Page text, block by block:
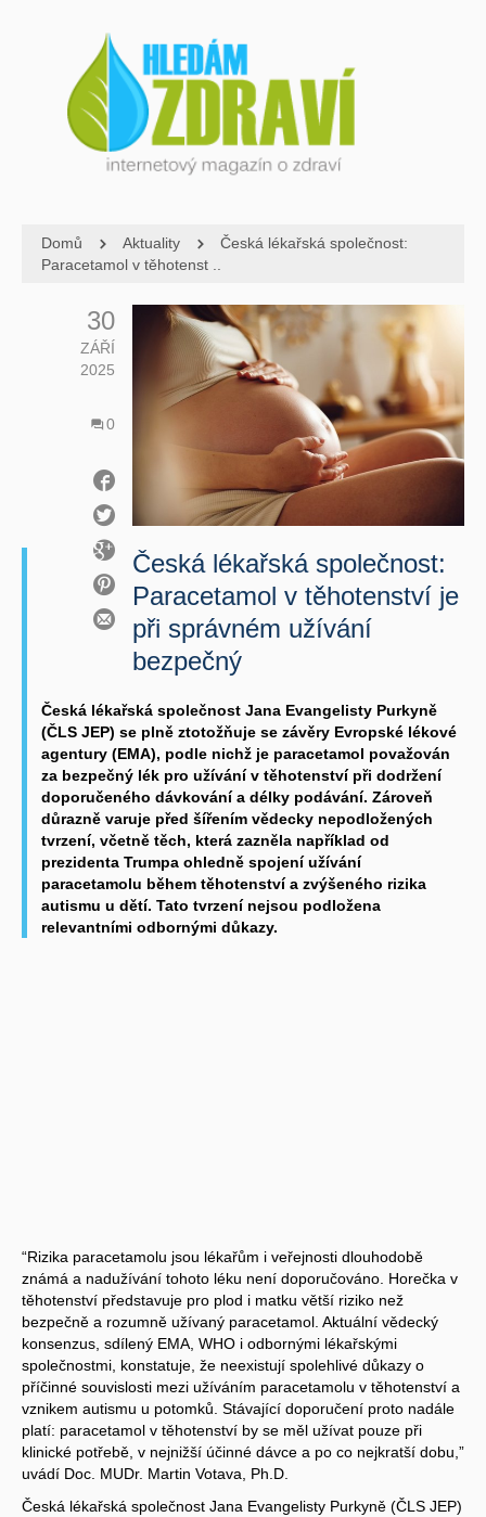
Domů Aktuality
Česká lékařská společnost:
Paracetamol v těhotenst ..
30
ZÁŘÍ
2025
0
Česká lékařská společnost:
Paracetamol v těhotenství je
při správném užívání
bezpečný
Česká lékařská společnost Jana Evangelisty Purkyně
(ČLS JEP) se plně ztotožňuje se závěry Evropské lékové
agentury (EMA), podle nichž je paracetamol považován
za bezpečný lék pro užívání v těhotenství při dodržení
doporučeného dávkování a délky podávání. Zároveň
důrazně varuje před šířením vědecky nepodložených
tvrzení, včetně těch, která zazněla například od
prezidenta Trumpa ohledně spojení užívání
paracetamolu během těhotenství a zvýšeného rizika
autismu u dětí. Tato tvrzení nejsou podložena
relevantními odbornými důkazy.
“Rizika paracetamolu jsou lékařům i veřejnosti dlouhodobě
známá a nadužívání tohoto léku není doporučováno. Horečka v
těhotenství představuje pro plod i matku větší riziko než
bezpečně a rozumně užívaný paracetamol. Aktuální vědecký
konsenzus, sdílený EMA, WHO i odbornými lékařskými
společnostmi, konstatuje, že neexistují spolehlivé důkazy o
příčinné souvislosti mezi užíváním paracetamolu v těhotenství a
vznikem autismu u potomků. Stávající doporučení proto nadále
platí: paracetamol v těhotenství by se měl užívat pouze při
klinické potřebě, v nejnižší účinné dávce a po co nejkratší dobu,”
uvádí Doc. MUDr. Martin Votava, Ph.D.
Česká lékařská společnost Jana Evangelisty Purkyně (ČLS JEP)